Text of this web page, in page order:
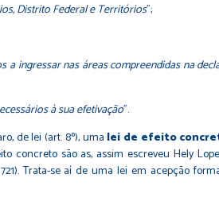
Distrito Federal e Territórios";
ingressar nas áreas compreendidas na
à sua efetivação".
de lei (art. 8º), uma lei de efeito
concreto são as, assim escreveu Hely
721). Trata-se aí de uma lei em acepção